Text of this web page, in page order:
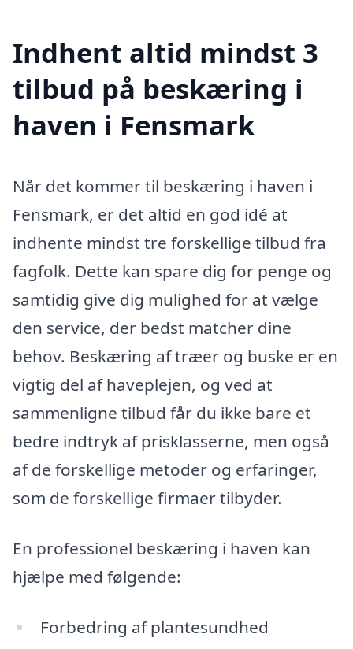
Indhent altid mindst 3
tilbud på beskæring i
haven i Fensmark
Når det kommer til beskæring i haven i
Fensmark, er det altid en god idé at
indhente mindst tre forskellige tilbud fra
fagfolk. Dette kan spare dig for penge og
samtidig give dig mulighed for at vælge
den service, der bedst matcher dine
behov. Beskæring af træer og buske er en
vigtig del af haveplejen, og ved at
sammenligne tilbud får du ikke bare et
bedre indtryk af prisklasserne, men også
af de forskellige metoder og erfaringer,
som de forskellige firmaer tilbyder.
En professionel beskæring i haven kan
hjælpe med følgende:
Forbedring af plantesundhed